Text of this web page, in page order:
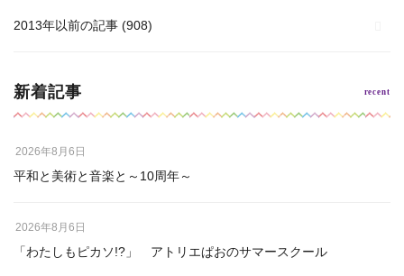
2013年以前の記事 (908)
新着記事
平和と美術と音楽と～10周年～
2026年8月6日
「わたしもピカソ!?」 アトリエぱおのサマースクール
2026年8月6日